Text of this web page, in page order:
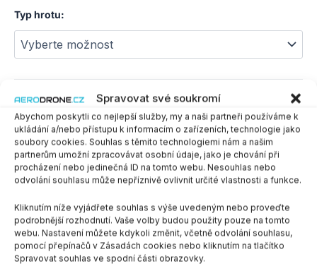
Spravovat své soukromí
Abychom poskytli co nejlepší služby, my a naši partneři používáme k
ukládání a/nebo přístupu k informacím o zařízeních, technologie jako
soubory cookies. Souhlas s těmito technologiemi nám a našim
partnerům umožní zpracovávat osobní údaje, jako je chování při
procházení nebo jedinečná ID na tomto webu. Nesouhlas nebo
odvolání souhlasu může nepříznivě ovlivnit určité vlastnosti a funkce.
Kliknutím níže vyjádřete souhlas s výše uvedeným nebo proveďte
podrobnější rozhodnutí. Vaše volby budou použity pouze na tomto
webu. Nastavení můžete kdykoli změnit, včetně odvolání souhlasu,
pomocí přepínačů v Zásadách cookies nebo kliknutím na tlačítko
Spravovat souhlas ve spodní části obrazovky.
Typ hrotu:
- + PŘIDAT DO KOŠÍKU
SKU:- Kategorie:Pájení
Další informace
Výrobce SEQURE